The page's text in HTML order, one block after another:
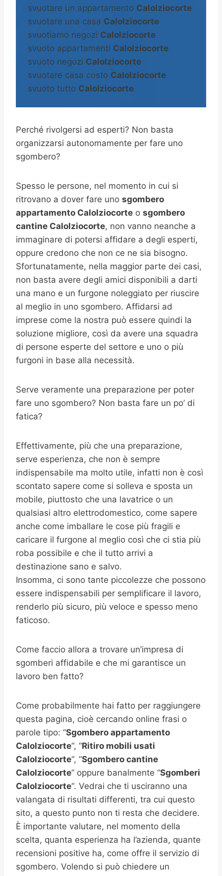
svuotare un appartamento Calolziocorte
svuotare una casa Calolziocorte
svuotiamo negozi Calolziocorte
svuoto appartamenti Calolziocorte
svuoto negozi Calolziocorte
svuotare casa costo Calolziocorte
svuoto tutto Calolziocorte
Perché rivolgersi ad esperti? Non basta
organizzarsi autonomamente per fare uno
sgombero?
Spesso le persone, nel momento in cui si
ritrovano a dover fare uno sgombero
appartamento Calolziocorte o sgombero
cantine Calolziocorte, non vanno neanche a
immaginare di potersi affidare a degli esperti,
oppure credono che non ce ne sia bisogno.
Sfortunatamente, nella maggior parte dei casi,
non basta avere degli amici disponibili a darti
una mano e un furgone noleggiato per riuscire
al meglio in uno sgombero. Affidarsi ad
imprese come la nostra può essere quindi la
soluzione migliore, così da avere una squadra
di persone esperte del settore e uno o più
furgoni in base alla necessità.
Serve veramente una preparazione per poter
fare uno sgombero? Non basta fare un po’ di
fatica?
Effettivamente, più che una preparazione,
serve esperienza, che non è sempre
indispensabile ma molto utile, infatti non è così
scontato sapere come si solleva e sposta un
mobile, piuttosto che una lavatrice o un
qualsiasi altro elettrodomestico, come sapere
anche come imballare le cose più fragili e
caricare il furgone al meglio così che ci stia più
roba possibile e che il tutto arrivi a
destinazione sano e salvo.
Insomma, ci sono tante piccolezze che possono
essere indispensabili per semplificare il lavoro,
renderlo più sicuro, più veloce e spesso meno
faticoso.
Come faccio allora a trovare un’impresa di
sgomberi affidabile e che mi garantisce un
lavoro ben fatto?
Come probabilmente hai fatto per raggiungere
questa pagina, cioè cercando online frasi o
parole tipo: “Sgombero appartamento
Calolziocorte“, “Ritiro mobili usati
Calolziocorte“, “Sgombero cantine
Calolziocorte” oppure banalmente “Sgomberi
Calolziocorte“. Vedrai che ti usciranno una
valangata di risultati differenti, tra cui questo
sito, a questo punto non ti resta che decidere.
È importante valutare, nel momento della
scelta, quanta esperienza ha l’azienda, quante
recensioni positive ha, come offre il servizio di
sgombero. Volendo si può chiedere un